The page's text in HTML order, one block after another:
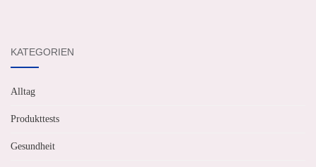
KATEGORIEN
Alltag
Produkttests
Gesundheit